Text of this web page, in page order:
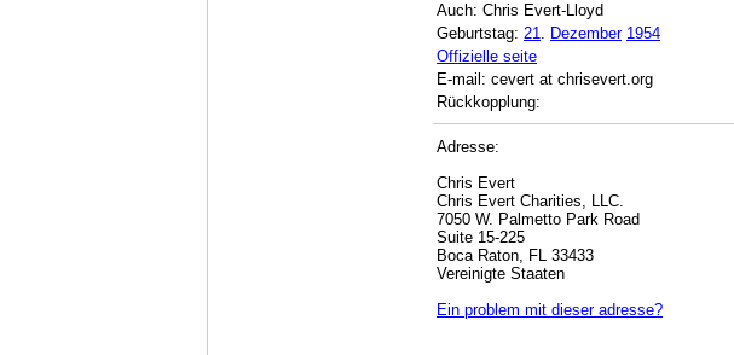
Auch: Chris Evert-Lloyd
Geburtstag: 21. Dezember 1954
Offizielle seite
E-mail: cevert at chrisevert.org
Rückkopplung:
Adresse:
Chris Evert
Chris Evert Charities, LLC.
7050 W. Palmetto Park Road
Suite 15-225
Boca Raton, FL 33433
Vereinigte Staaten
Ein problem mit dieser adresse?